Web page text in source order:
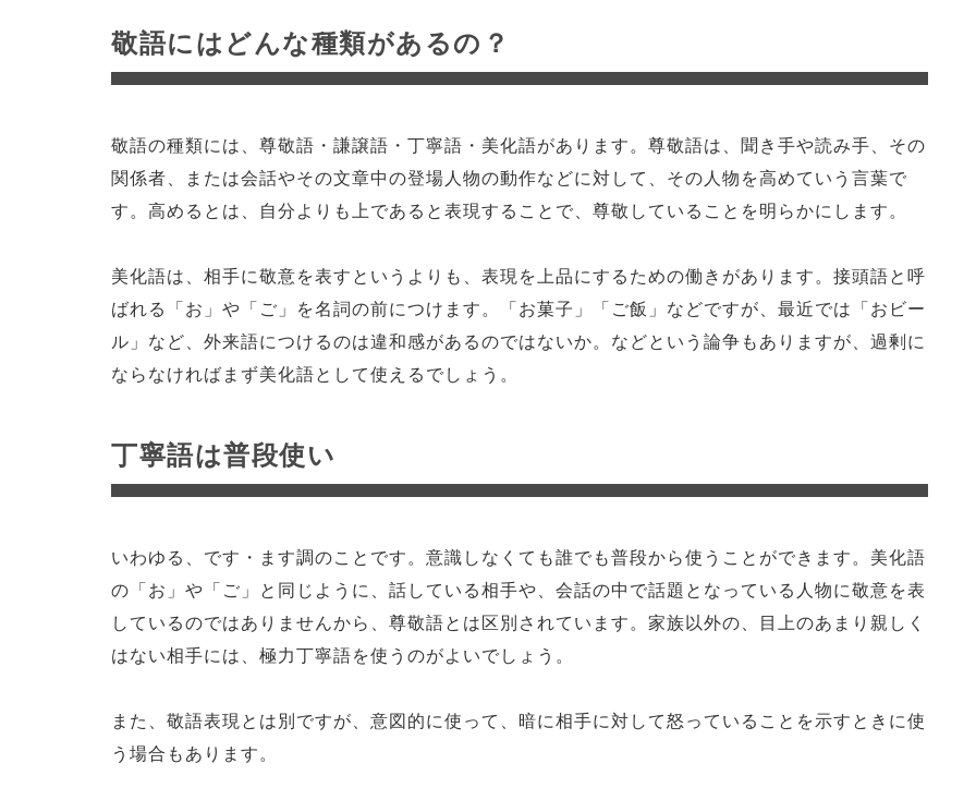
敬語にはどんな種類があるの？
敬語の種類には、尊敬語・謙譲語・丁寧語・美化語があります。尊敬語は、聞き手や読み手、その
関係者、または会話やその文章中の登場人物の動作などに対して、その人物を高めていう言葉で
す。高めるとは、自分よりも上であると表現することで、尊敬していることを明らかにします。
美化語は、相手に敬意を表すというよりも、表現を上品にするための働きがあります。接頭語と呼
ばれる「お」や「ご」を名詞の前につけます。「お菓子」「ご飯」などですが、最近では「おビー
ル」など、外来語につけるのは違和感があるのではないか。などという論争もありますが、過剰に
ならなければまず美化語として使えるでしょう。
丁寧語は普段使い
いわゆる、です・ます調のことです。意識しなくても誰でも普段から使うことができます。美化語
の「お」や「ご」と同じように、話している相手や、会話の中で話題となっている人物に敬意を表
しているのではありませんから、尊敬語とは区別されています。家族以外の、目上のあまり親しく
はない相手には、極力丁寧語を使うのがよいでしょう。
また、敬語表現とは別ですが、意図的に使って、暗に相手に対して怒っていることを示すときに使
う場合もあります。